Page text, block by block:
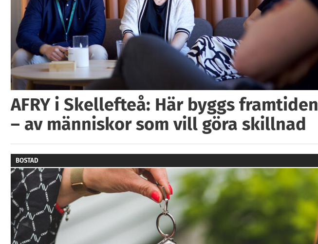
AFRY i Skellefteå: Här byggs framtiden
– av människor som vill göra skillnad
BOSTAD